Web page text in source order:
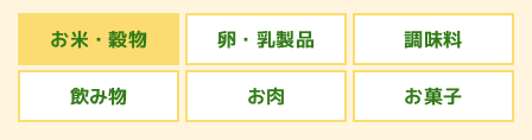
お米・穀物 卵・乳製品 調味料
飲み物 お肉 お菓子